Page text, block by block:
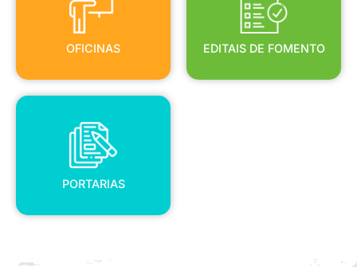
OFICINAS EDITAIS DE FOMENTO
PORTARIAS
PORTARIAS